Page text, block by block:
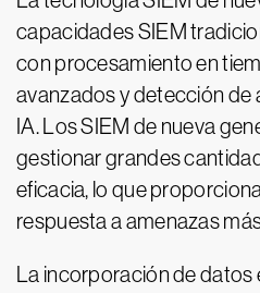
capacidades SIEM
con procesamiento en
avanzados y detección de
IA. Los SIEM de nueva
gestionar grandes
eficacia, lo que
respuesta a amenazas
La incorporación de datos